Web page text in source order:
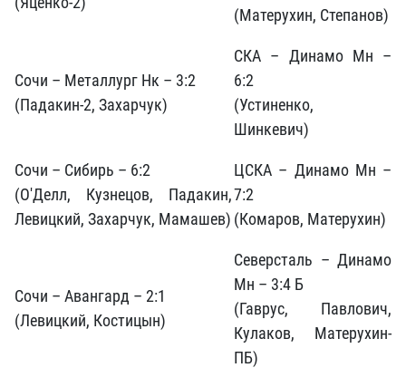
(Матерухин, Степанов)
Сочи – Металлург Нк – 3:2
(Падакин-2, Захарчук)
СКА – Динамо Мн –
6:2
(Устиненко,
Шинкевич)
Сочи – Сибирь – 6:2
(О'Делл, Кузнецов, Падакин,
Левицкий, Захарчук, Мамашев)
ЦСКА – Динамо Мн –
7:2
(Комаров, Матерухин)
Сочи – Авангард – 2:1
(Левицкий, Костицын)
Северсталь – Динамо
Мн – 3:4 Б
(Гаврус, Павлович,
Кулаков, Матерухин-
ПБ)